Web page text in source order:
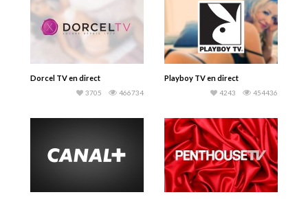
Dorcel TV en direct
466734
3705
Playboy TV en direct
454436
4243